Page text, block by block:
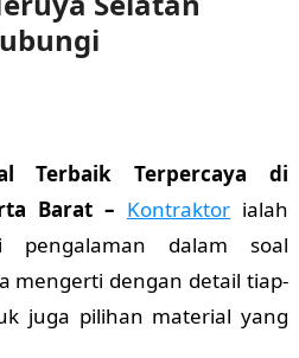
Terbaik Terpercaya di
Barat – Kontraktor ialah
pengalaman dalam soal
mengerti dengan detail tiap-
juga pilihan material yang